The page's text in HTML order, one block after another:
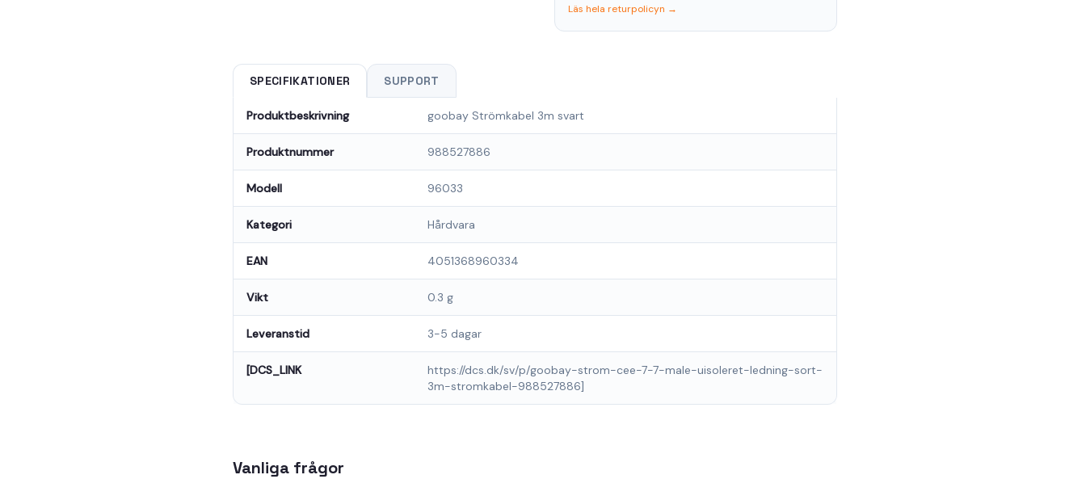
Läs hela returpolicyn →
SPECIFIKATIONER SUPPORT
Produktbeskrivning goobay Strömkabel 3m svart
Produktnummer 988527886
Modell 96033
Kategori Hårdvara
EAN 4051368960334
Vikt 0.3 g
Leveranstid 3-5 dagar
[DCS_LINK
https://dcs.dk/sv/p/goobay-strom-cee-7-7-male-uisoleret-ledning-sort-
3m-stromkabel-988527886]
Vanliga frågor